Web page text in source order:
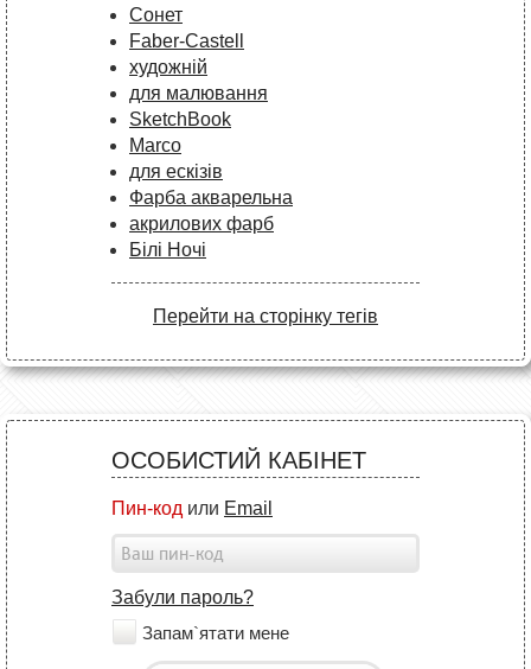
Сонет
Faber-Castell
художній
для малювання
SketchBook
Marco
для ескізів
Фарба акварельна
акрилових фарб
Білі Ночі
Перейти на сторінку тегів
ОСОБИСТИЙ КАБІНЕТ
Пин-код или Email
Забули пароль?
Запам`ятати мене